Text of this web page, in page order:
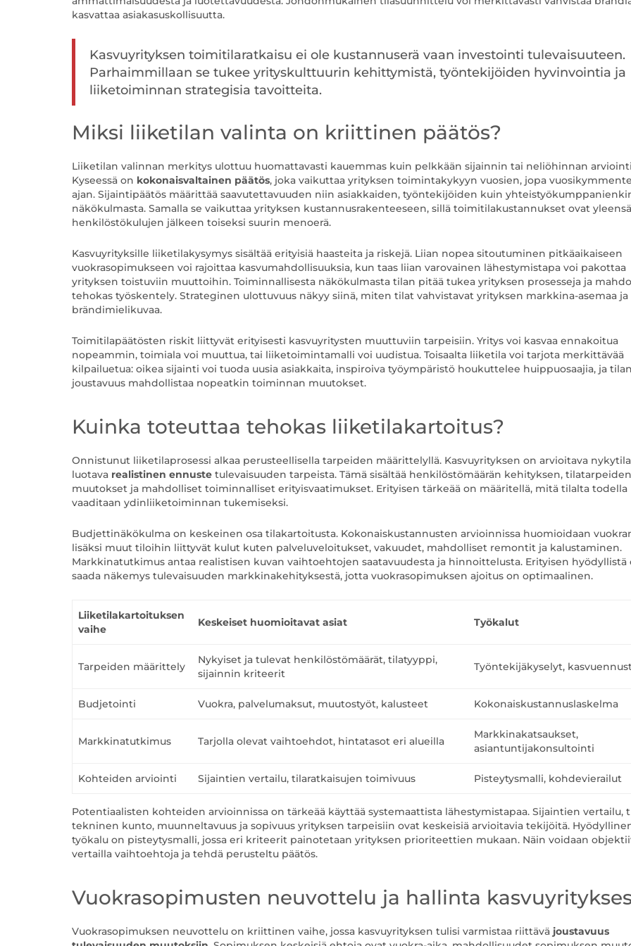
kasvattaa asiakasuskollisuutta.
Kasvuyrityksen toimitilaratkaisu ei ole kustannuserä vaan investointi tulevaisuuteen.
Parhaimmillaan se tukee yrityskulttuurin kehittymistä, työntekijöiden hyvinvointia ja
liiketoiminnan strategisia tavoitteita.
Miksi liiketilan valinta on kriittinen päätös?
Liiketilan valinnan merkitys ulottuu huomattavasti kauemmas kuin pelkkään sijainnin tai neliöhinnan
Kyseessä on kokonaisvaltainen päätös, joka vaikuttaa yrityksen toimintakykyyn vuosien, jopa
ajan. Sijaintipäätös määrittää saavutettavuuden niin asiakkaiden, työntekijöiden kuin
näkökulmasta. Samalla se vaikuttaa yrityksen kustannusrakenteeseen, sillä toimitilakustannukset ovat yleensä
henkilöstökulujen jälkeen toiseksi suurin menoerä.
Kasvuyrityksille liiketilakysymys sisältää erityisiä haasteita ja riskejä. Liian nopea sitoutuminen pitkäaikaiseen
vuokrasopimukseen voi rajoittaa kasvumahdollisuuksia, kun taas liian varovainen lähestymistapa voi pakottaa
yrityksen toistuviin muuttoihin. Toiminnallisesta näkökulmasta tilan pitää tukea yrityksen prosesseja ja
tehokas työskentely. Strateginen ulottuvuus näkyy siinä, miten tilat vahvistavat yrityksen markkina-asemaa ja
brändimielikuvaa.
Toimitilapäätösten riskit liittyvät erityisesti kasvuyritysten muuttuviin tarpeisiin. Yritys voi kasvaa ennakoitua
nopeammin, toimiala voi muuttua, tai liiketoimintamalli voi uudistua. Toisaalta liiketila voi tarjota merkittävää
kilpailuetua: oikea sijainti voi tuoda uusia asiakkaita, inspiroiva työympäristö houkuttelee huippuosaajia, ja
joustavuus mahdollistaa nopeatkin toiminnan muutokset.
Kuinka toteuttaa tehokas liiketilakartoitus?
Onnistunut liiketilaprosessi alkaa perusteellisella tarpeiden määrittelyllä. Kasvuyrityksen on arvioitava
luotava realistinen ennuste tulevaisuuden tarpeista. Tämä sisältää henkilöstömäärän kehityksen, tilatarpeiden
muutokset ja mahdolliset toiminnalliset erityisvaatimukset. Erityisen tärkeää on määritellä, mitä tilalta todella
vaaditaan ydinliiketoiminnan tukemiseksi.
Budjettinäkökulma on keskeinen osa tilakartoitusta. Kokonaiskustannusten arvioinnissa huomioidaan
lisäksi muut tiloihin liittyvät kulut kuten palveluveloitukset, vakuudet, mahdolliset remontit ja kalustaminen.
Markkinatutkimus antaa realistisen kuvan vaihtoehtojen saatavuudesta ja hinnoittelusta. Erityisen hyödyllistä
saada näkemys tulevaisuuden markkinakehityksestä, jotta vuokrasopimuksen ajoitus on optimaalinen.
Liiketilakartoituksen
vaihe
Keskeiset huomioitavat asiat Työkalut
Tarpeiden määrittely
Nykyiset ja tulevat henkilöstömäärät, tilatyyppi,
sijainnin kriteerit
Työntekijäkyselyt,
Budjetointi Vuokra, palvelumaksut, muutostyöt, kalusteet Kokonaiskustannuslaskelma
Markkinatutkimus Tarjolla olevat vaihtoehdot, hintatasot eri alueilla
Markkinakatsaukset,
asiantuntijakonsultointi
Kohteiden arviointi Sijaintien vertailu, tilaratkaisujen toimivuus Pisteytysmalli, kohdevierailut
Potentiaalisten kohteiden arvioinnissa on tärkeää käyttää systemaattista lähestymistapaa. Sijaintien vertailu,
tekninen kunto, muunneltavuus ja sopivuus yrityksen tarpeisiin ovat keskeisiä arvioitavia tekijöitä.
työkalu on pisteytysmalli, jossa eri kriteerit painotetaan yrityksen prioriteettien mukaan. Näin voidaan
vertailla vaihtoehtoja ja tehdä perusteltu päätös.
Vuokrasopimusten neuvottelu ja hallinta
Vuokrasopimuksen neuvottelu on kriittinen vaihe, jossa kasvuyrityksen tulisi varmistaa riittävä joustavuus